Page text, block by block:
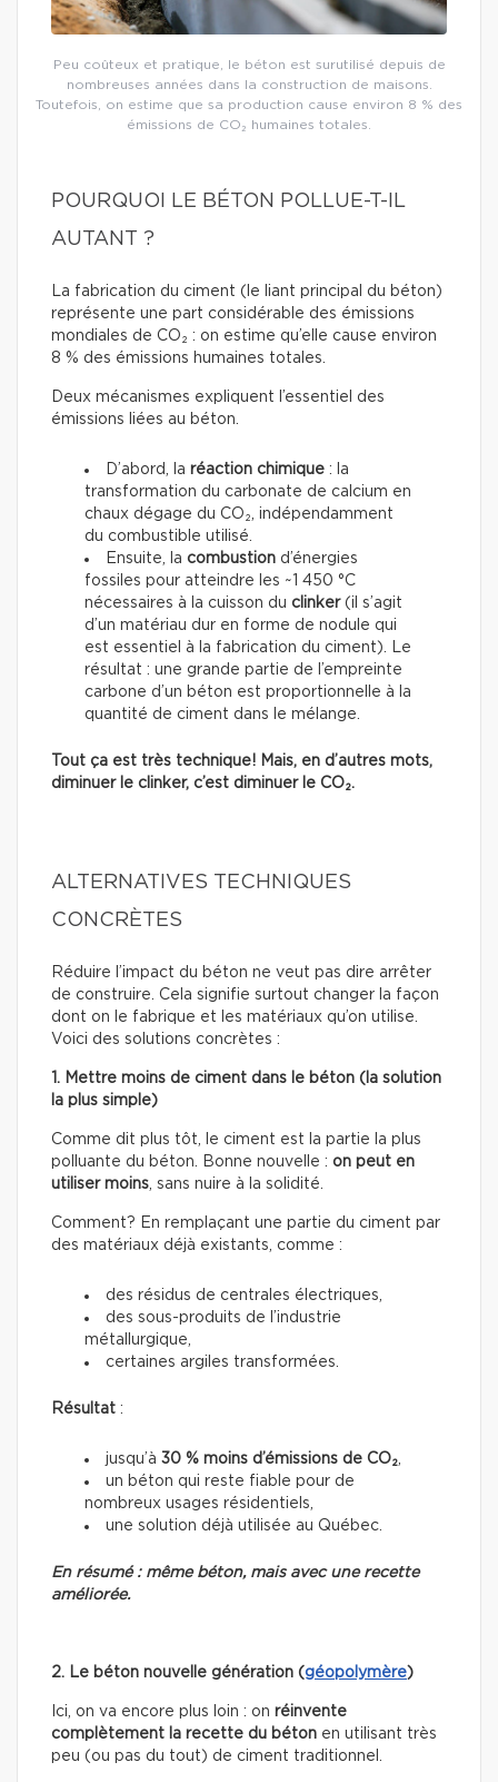
Peu coûteux et pratique, le béton est surutilisé depuis de
nombreuses années dans la construction de maisons.
Toutefois, on estime que sa production cause environ 8 % des
émissions de CO₂ humaines totales.
POURQUOI LE BÉTON POLLUE-T-IL
AUTANT ?
La fabrication du ciment (le liant principal du béton)
représente une part considérable des émissions
mondiales de CO₂ : on estime qu’elle cause environ
8 % des émissions humaines totales.
Deux mécanismes expliquent l’essentiel des
émissions liées au béton.
D’abord, la réaction chimique : la
transformation du carbonate de calcium en
chaux dégage du CO₂, indépendamment
du combustible utilisé.
Ensuite, la combustion d’énergies
fossiles pour atteindre les ~1 450 °C
nécessaires à la cuisson du clinker(il s’agit
d’un matériau dur en forme de nodule qui
est essentiel à la fabrication du ciment). Le
résultat : une grande partie de l’empreinte
carbone d’un béton est proportionnelle à la
quantité de ciment dans le mélange.
Tout ça est très technique! Mais, en d’autres mots,
diminuer le clinker, c’est diminuer le CO₂.
ALTERNATIVES TECHNIQUES
CONCRÈTES
Réduire l’impact du béton ne veut pas dire arrêter
de construire. Cela signifie surtout changer la façon
dont on le fabrique et les matériaux qu’on utilise.
Voici des solutions concrètes :
1. Mettre moins de ciment dans le béton (la solution
la plus simple)
Comme dit plus tôt, le ciment est la partie la plus
polluante du béton. Bonne nouvelle : on peut en
utiliser moins, sans nuire à la solidité.
Comment? En remplaçant une partie du ciment par
des matériaux déjà existants, comme :
des résidus de centrales électriques,
des sous-produits de l’industrie
métallurgique,
certaines argiles transformées.
Résultat :
jusqu’à 30 % moins d’émissions de CO₂,
un béton qui reste fiable pour de
nombreux usages résidentiels,
une solution déjà utilisée au Québec.
En résumé : même béton, mais avec une recette
améliorée.
2. Le béton nouvelle génération (géopolymère)
Ici, on va encore plus loin : on réinvente
complètement la recette du béton en utilisant très
peu (ou pas du tout) de ciment traditionnel.